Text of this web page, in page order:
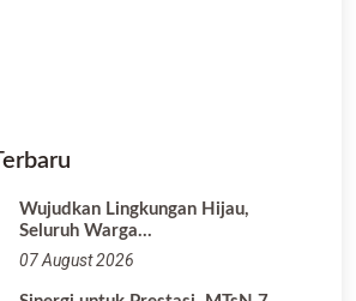
Wujudkan Lingkungan Hijau,
Seluruh Warga…
07 August 2026